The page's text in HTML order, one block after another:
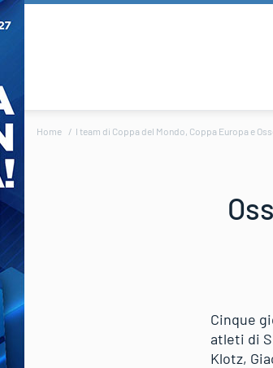
Home I team di Coppa del Mondo, Coppa Europa e
Cinque
atleti di
Klotz,